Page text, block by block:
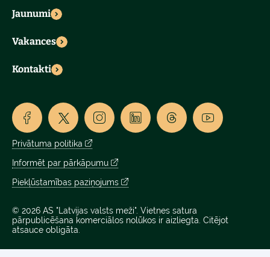
Jaunumi
Vakances
Kontakti
Privātuma politika
Informēt par pārkāpumu
Piekļūstamības paziņojums
© 2026 AS "Latvijas valsts meži". Vietnes satura
pārpublicēšana komerciālos nolūkos ir aizliegta. Citējot
atsauce obligāta.